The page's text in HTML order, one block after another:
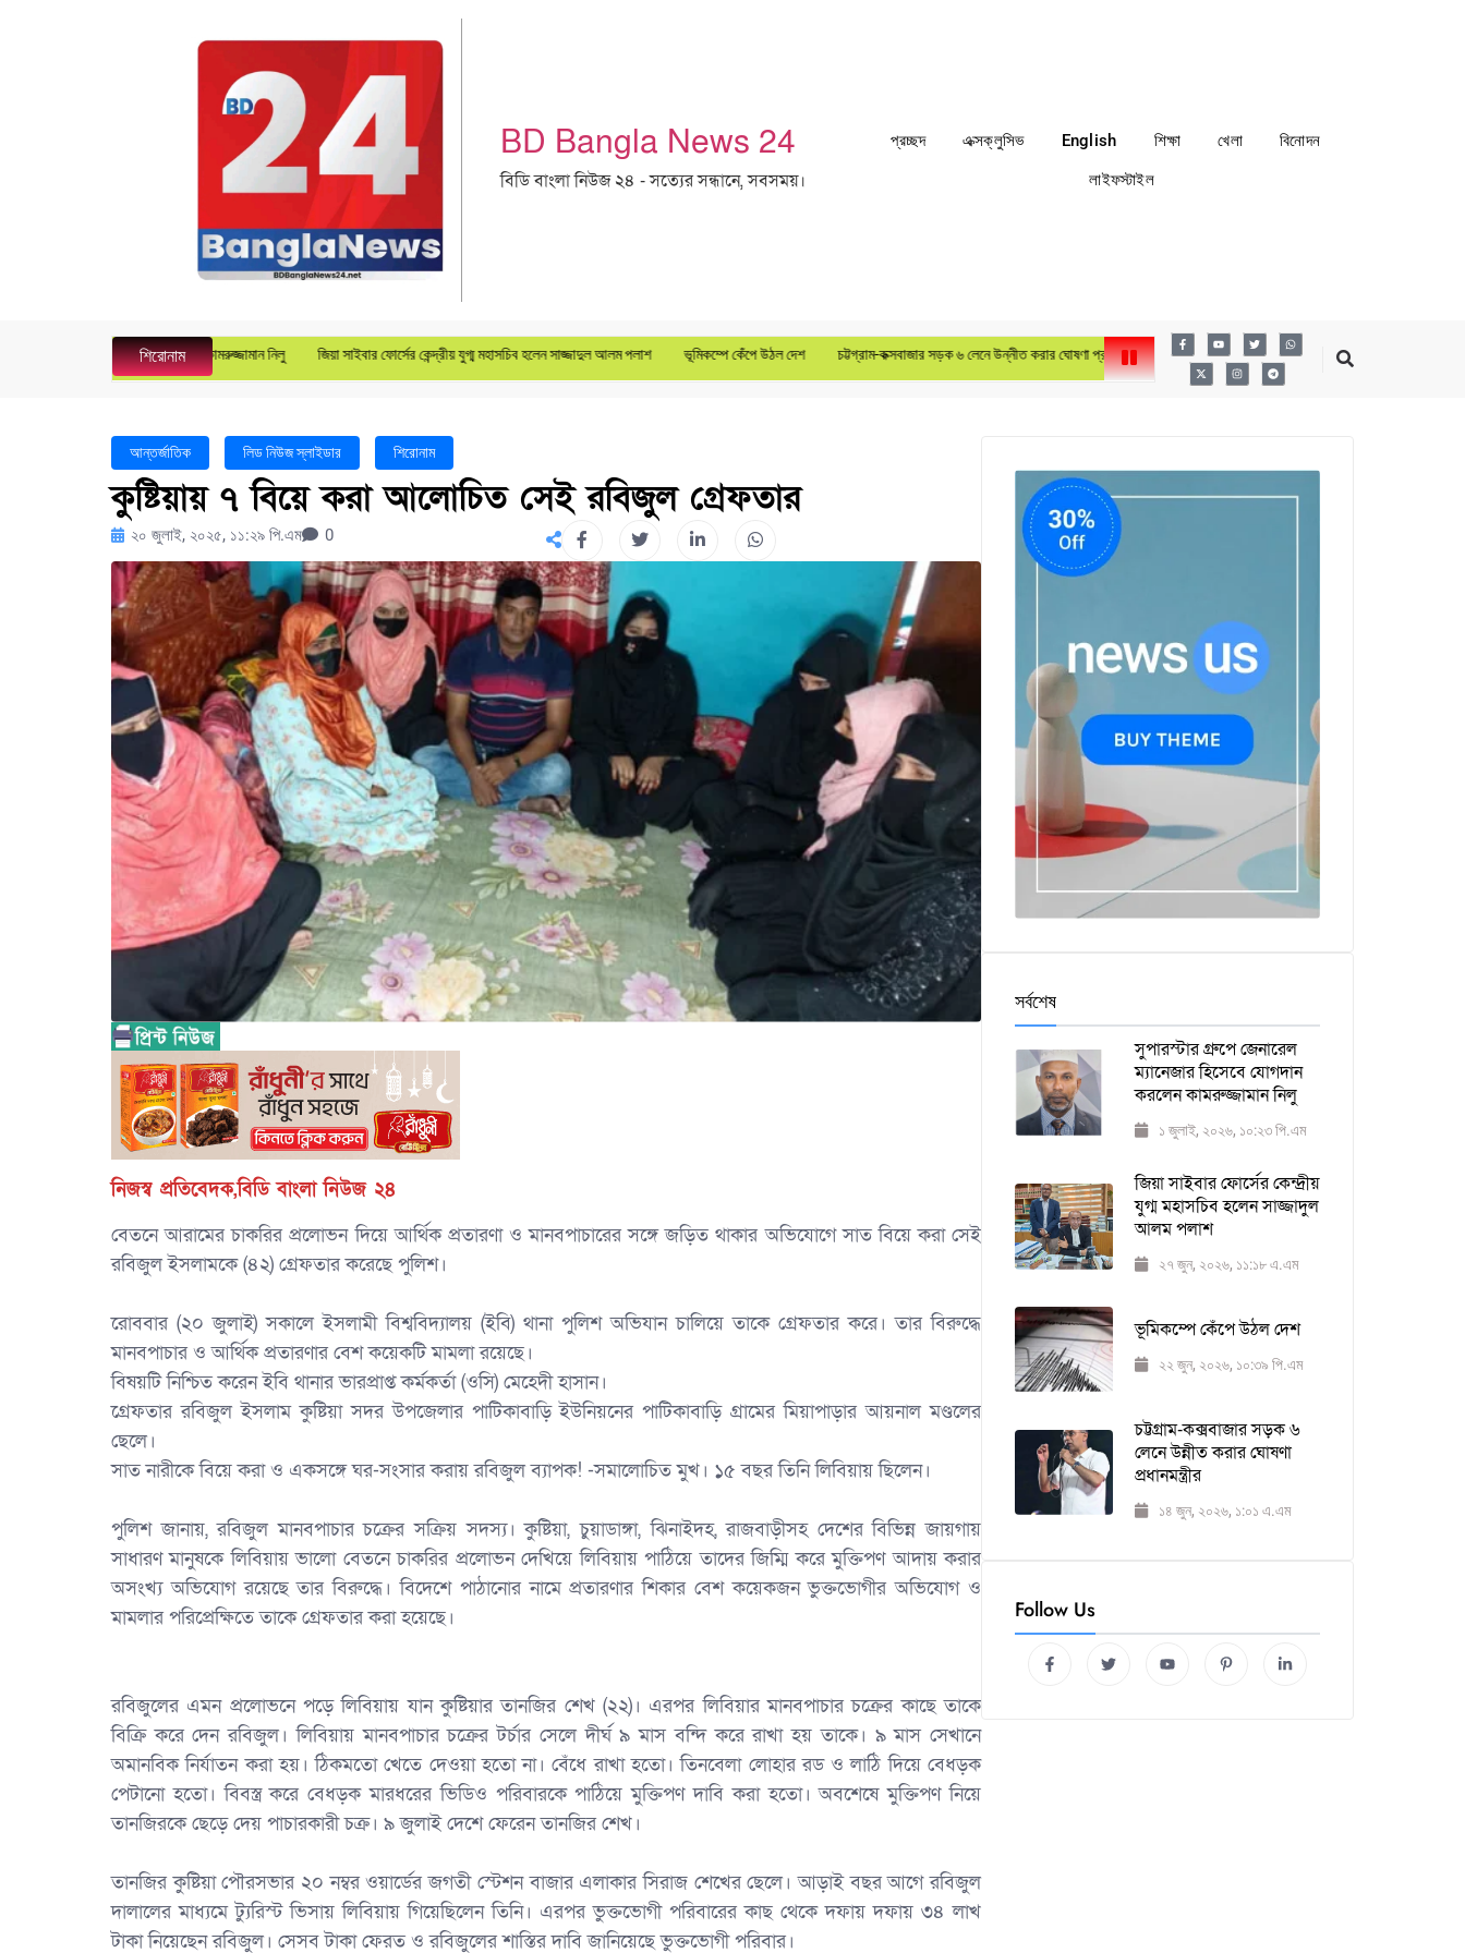
BD Bangla News 24
বিডি বাংলা নিউজ ২৪ - সত্যের সন্ধানে, সবসময়।
প্রচ্ছদ এক্সক্লুসিভ English শিক্ষা খেলা
বিনোদন
লাইফস্টাইল
শিরোনাম
হিসেবে যোগদান করলেন কামরুজ্জামান নিলু জিয়া সাইবার ফোর্সের কেন্দ্রীয় যুগ্ম মহাসচিব হলেন সাজ্জাদুল আলম পলাশ ভূমিকম্পে কেঁপে উঠল দেশ চট্টগ্রাম-কক্সবাজার সড়ক ৬ লেনে উন্নীত করার ঘোষণা প্রধানমন্ত্রীর লায়ন্স ইন্টারন্যাশনাল ডিস্ট্রিক্ট ৩১৫এ৩ বাংলাদেশের ৬ষ্ঠ বার্ষিক কনভেনশন
আন্তর্জাতিক লিড নিউজ স্লাইডার শিরোনাম
কুষ্টিয়ায় ৭ বিয়ে করা আলোচিত সেই রবিজুল গ্রেফতার
২০ জুলাই, ২০২৫, ১১:২৯ পি.এম 0
নিজস্ব প্রতিবেদক,বিডি বাংলা নিউজ ২৪
বেতনে আরামের চাকরির প্রলোভন দিয়ে আর্থিক প্রতারণা ও মানবপাচারের সঙ্গে জড়িত থাকার অভিযোগে সাত বিয়ে করা সেই
রবিজুল ইসলামকে (৪২) গ্রেফতার করেছে পুলিশ।
‎রোববার (২০ জুলাই) সকালে ইসলামী বিশ্ববিদ্যালয় (ইবি) থানা পুলিশ অভিযান চালিয়ে তাকে গ্রেফতার করে। তার বিরুদ্ধে
মানবপাচার ও আর্থিক প্রতারণার বেশ কয়েকটি মামলা রয়েছে।
‎বিষয়টি নিশ্চিত করেন ইবি থানার ভারপ্রাপ্ত কর্মকর্তা (ওসি) মেহেদী হাসান।
‎গ্রেফতার রবিজুল ইসলাম কুষ্টিয়া সদর উপজেলার পাটিকাবাড়ি ইউনিয়নের পাটিকাবাড়ি গ্রামের মিয়াপাড়ার আয়নাল মণ্ডলের
ছেলে।
‎সাত নারীকে বিয়ে করা ও একসঙ্গে ঘর-সংসার করায় রবিজুল ব্যাপক! -সমালোচিত মুখ। ১৫ বছর তিনি লিবিয়ায় ছিলেন।
‎পুলিশ জানায়, রবিজুল মানবপাচার চক্রের সক্রিয় সদস্য। কুষ্টিয়া, চুয়াডাঙ্গা, ঝিনাইদহ, রাজবাড়ীসহ দেশের বিভিন্ন জায়গায়
সাধারণ মানুষকে লিবিয়ায় ভালো বেতনে চাকরির প্রলোভন দেখিয়ে লিবিয়ায় পাঠিয়ে তাদের জিম্মি করে মুক্তিপণ আদায় করার
অসংখ্য অভিযোগ রয়েছে তার বিরুদ্ধে। বিদেশে পাঠানোর নামে প্রতারণার শিকার বেশ কয়েকজন ভুক্তভোগীর অভিযোগ ও
মামলার পরিপ্রেক্ষিতে তাকে গ্রেফতার করা হয়েছে।
‎রবিজুলের এমন প্রলোভনে পড়ে লিবিয়ায় যান কুষ্টিয়ার তানজির শেখ (২২)। এরপর লিবিয়ার মানবপাচার চক্রের কাছে তাকে
বিক্রি করে দেন রবিজুল। লিবিয়ায় মানবপাচার চক্রের টর্চার সেলে দীর্ঘ ৯ মাস বন্দি করে রাখা হয় তাকে। ৯ মাস সেখানে
অমানবিক নির্যাতন করা হয়। ঠিকমতো খেতে দেওয়া হতো না। বেঁধে রাখা হতো। তিনবেলা লোহার রড ও লাঠি দিয়ে বেধড়ক
পেটানো হতো। বিবস্ত্র করে বেধড়ক মারধরের ভিডিও পরিবারকে পাঠিয়ে মুক্তিপণ দাবি করা হতো। অবশেষে মুক্তিপণ নিয়ে
তানজিরকে ছেড়ে দেয় পাচারকারী চক্র। ৯ জুলাই দেশে ফেরেন তানজির শেখ।
‎তানজির কুষ্টিয়া পৌরসভার ২০ নম্বর ওয়ার্ডের জগতী স্টেশন বাজার এলাকার সিরাজ শেখের ছেলে। আড়াই বছর আগে রবিজুল
দালালের মাধ্যমে ট্যুরিস্ট ভিসায় লিবিয়ায় গিয়েছিলেন তিনি। এরপর ভুক্তভোগী পরিবারের কাছ থেকে দফায় দফায় ৩৪ লাখ
টাকা নিয়েছেন রবিজুল। সেসব টাকা ফেরত ও রবিজুলের শাস্তির দাবি জানিয়েছে ভুক্তভোগী পরিবার।
সর্বশেষ
সুপারস্টার গ্রুপে জেনারেল
ম্যানেজার হিসেবে যোগদান
করলেন কামরুজ্জামান নিলু
১ জুলাই, ২০২৬, ১০:২৩ পি.এম
জিয়া সাইবার ফোর্সের কেন্দ্রীয়
যুগ্ম মহাসচিব হলেন সাজ্জাদুল
আলম পলাশ
২৭ জুন, ২০২৬, ১১:১৮ এ.এম
ভূমিকম্পে কেঁপে উঠল দেশ
২২ জুন, ২০২৬, ১০:৩৯ পি.এম
চট্টগ্রাম-কক্সবাজার সড়ক ৬
লেনে উন্নীত করার ঘোষণা
প্রধানমন্ত্রীর
১৪ জুন, ২০২৬, ১:০১ এ.এম
Follow Us